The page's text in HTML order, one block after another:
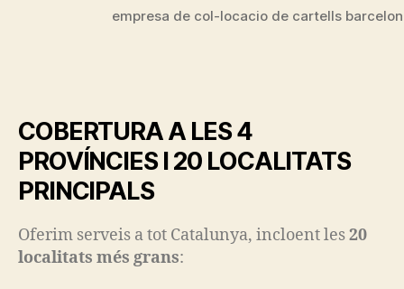
empresa de col-locacio de cartells
COBERTURA A LES 4
PROVÍNCIES I 20 LOCALITATS
PRINCIPALS
Oferim serveis a tot Catalunya, incloent les20
localitats més grans: